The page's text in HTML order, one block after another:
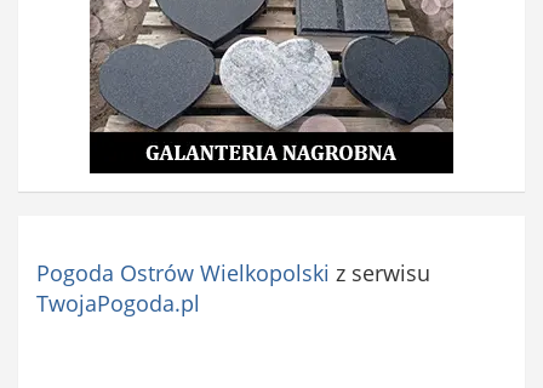
Pogoda Ostrów Wielkopolski z serwisu
TwojaPogoda.pl